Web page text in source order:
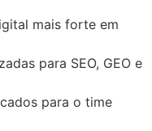
mais forte em
para SEO, GEO e
para o time